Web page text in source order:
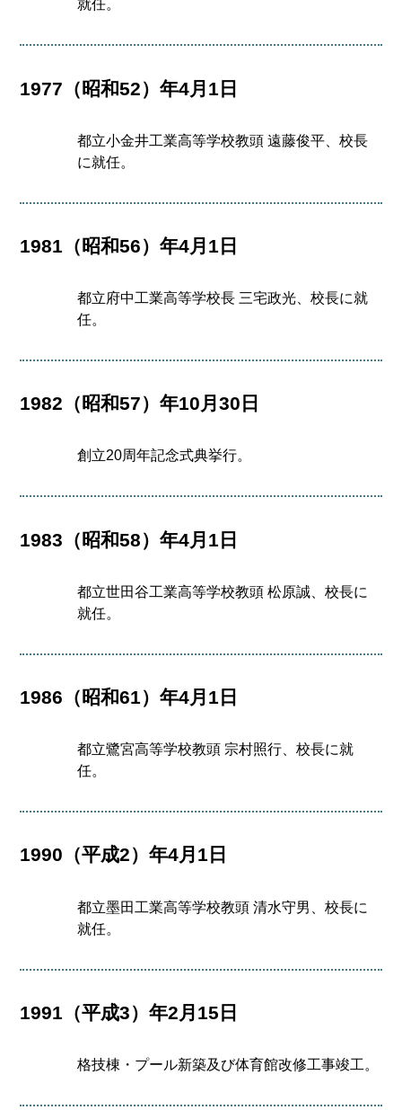
就任。
1977（昭和52）年4月1日
都立小金井工業高等学校教頭 遠藤俊平、校長
に就任。
1981（昭和56）年4月1日
都立府中工業高等学校長 三宅政光、校長に就
任。
1982（昭和57）年10月30日
創立20周年記念式典挙行。
1983（昭和58）年4月1日
都立世田谷工業高等学校教頭 松原誠、校長に
就任。
1986（昭和61）年4月1日
都立鷺宮高等学校教頭 宗村照行、校長に就
任。
1990（平成2）年4月1日
都立墨田工業高等学校教頭 清水守男、校長に
就任。
1991（平成3）年2月15日
格技棟・プール新築及び体育館改修工事竣工。